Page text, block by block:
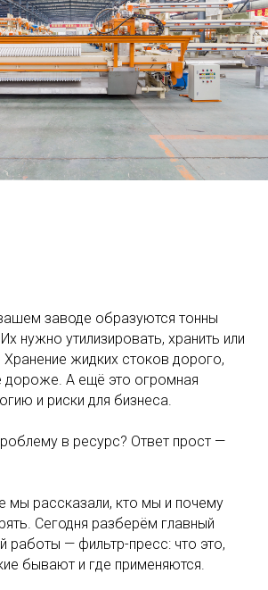
заводе образуются тонны
нужно утилизировать, хранить или
жидких стоков дорого,
дороже. А ещё это огромная
и риски для бизнеса.
в ресурс? Ответ прост —
мы рассказали, кто мы и почему
Сегодня разберём главный
работы — фильтр-пресс: что это,
бывают и где применяются.